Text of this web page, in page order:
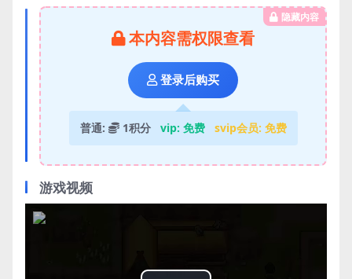
隐藏内容
本内容需权限查看
登录后购买
普通: 1积分 vip: 免费 svip会员: 免费
游戏视频